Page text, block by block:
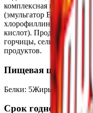
комплексная пищевая
(эмульгатор Е433,
хлорофиллинов)),
кислот). Продукт может
горчицы, сельдерея,
продуктов.
Пищевая ценность
Белки: 5Жиры :
Срок годности